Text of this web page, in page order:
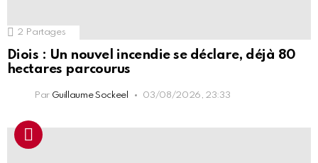
2 Partages
Diois : Un nouvel incendie se déclare, déjà 80
hectares parcourus
Par Guillaume Sockeel 03/08/2026, 23:33